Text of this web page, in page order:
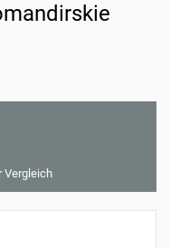
Vergleich